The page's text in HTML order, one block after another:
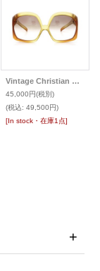
Vintage Christian Dior クリスチャンディオール・ヴィンテージ 1970s サングラス
45,000円(税別)
(税込: 49,500円)
[In stock・在庫1点]